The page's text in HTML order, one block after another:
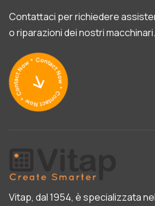
Contattaci per richiedere
o riparazioni dei nostri macchinari.
Vitap, dal 1954, è specializzata